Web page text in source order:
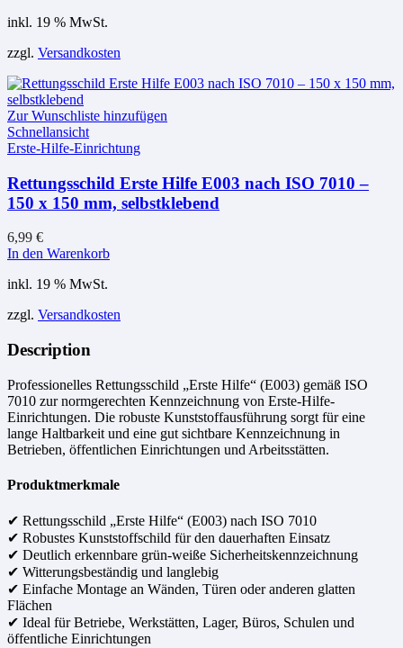
inkl. 19 % MwSt.
zzgl. Versandkosten
Zur Wunschliste hinzufügen
Schnellansicht
Erste-Hilfe-Einrichtung
Rettungsschild Erste Hilfe E003 nach ISO 7010 –
150 x 150 mm, selbstklebend
6,99 €
In den Warenkorb
inkl. 19 % MwSt.
zzgl. Versandkosten
Description
Professionelles Rettungsschild „Erste Hilfe“ (E003) gemäß ISO
7010 zur normgerechten Kennzeichnung von Erste-Hilfe-
Einrichtungen. Die robuste Kunststoffausführung sorgt für eine
lange Haltbarkeit und eine gut sichtbare Kennzeichnung in
Betrieben, öffentlichen Einrichtungen und Arbeitsstätten.
Produktmerkmale
✔ Rettungsschild „Erste Hilfe“ (E003) nach ISO 7010
✔ Robustes Kunststoffschild für den dauerhaften Einsatz
✔ Deutlich erkennbare grün-weiße Sicherheitskennzeichnung
✔ Witterungsbeständig und langlebig
✔ Einfache Montage an Wänden, Türen oder anderen glatten
Flächen
✔ Ideal für Betriebe, Werkstätten, Lager, Büros, Schulen und
öffentliche Einrichtungen